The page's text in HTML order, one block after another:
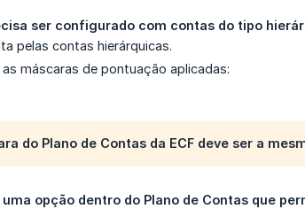
ser configurado com contas do tipo
pelas contas hierárquicas.
máscaras de pontuação aplicadas:
do Plano de Contas da ECF deve ser a
opção dentro do Plano de Contas que